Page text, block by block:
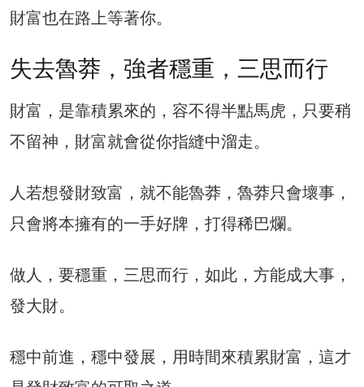
財富也在路上等著你。
失去魯莽，強者穩重，三思而行
財富，是靠積累來的，容不得半點馬虎，只要稍
不留神，財富就會從你指縫中溜走。
人若想發財致富，就不能魯莽，魯莽只會壞事，
只會將本擁有的一手好牌，打得稀巴爛。
做人，要穩重，三思而行，如此，方能成大事，
發大財。
穩中前進，穩中發展，用時間來積累財富，這才